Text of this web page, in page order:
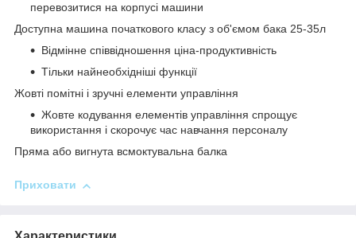
перевозитися на корпусі машини
Доступна машина початкового класу з об'ємом бака 25-35л
Відмінне співвідношення ціна-продуктивність
Тільки найнеобхідніші функції
Жовті помітні і зручні елементи управління
Жовте кодування елементів управління спрощує
використання і скорочує час навчання персоналу
Пряма або вигнута всмоктувальна балка
Приховати